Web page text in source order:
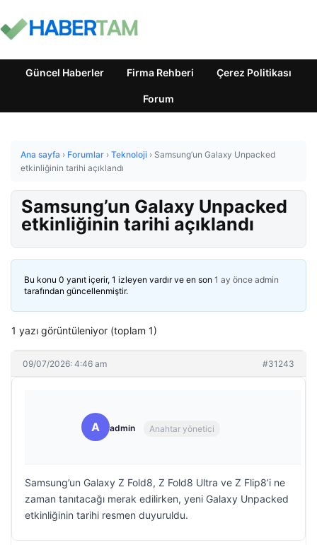
Güncel Haberler Firma Rehberi Çerez Politikası
Forum
Ana sayfa › Forumlar › Teknoloji › Samsung’un Galaxy Unpacked
etkinliğinin tarihi açıklandı
Samsung’un Galaxy Unpacked
etkinliğinin tarihi açıklandı
Bu konu 0 yanıt içerir, 1 izleyen vardır ve en son 1 ay önce admin
tarafından güncellenmiştir.
1 yazı görüntüleniyor (toplam 1)
09/07/2026: 4:46 am #31243
A admin Anahtar yönetici
Samsung’un Galaxy Z Fold8, Z Fold8 Ultra ve Z Flip8’i ne
zaman tanıtacağı merak edilirken, yeni Galaxy Unpacked
etkinliğinin tarihi resmen duyuruldu.